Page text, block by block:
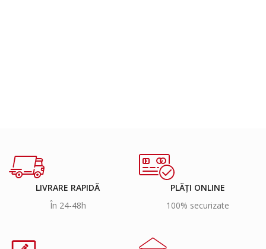
LIVRARE RAPIDĂ
În 24-48h
PLĂȚI ONLINE
100% securizate